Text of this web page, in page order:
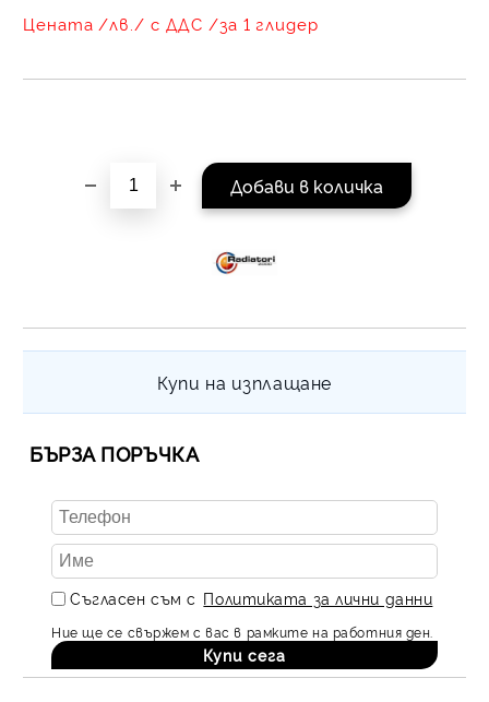
Цената /лв./ с ДДС /за 1 глидер
Купи на изплащане
БЪРЗА ПОРЪЧКА
Съгласен съм с Политиката за лични данни
Ние ще се свържем с вас в рамките на работния ден.